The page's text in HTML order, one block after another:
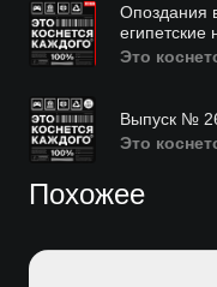
Опоздания
египетские
Это
Выпуск №
Это
Похожее